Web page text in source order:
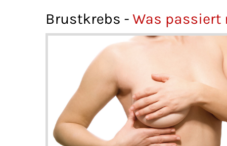
Brustkrebs -Was passiert